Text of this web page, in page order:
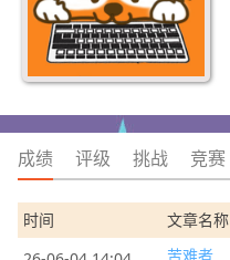
成绩 评级 挑战 竞赛
时间 文章名称
苦难者